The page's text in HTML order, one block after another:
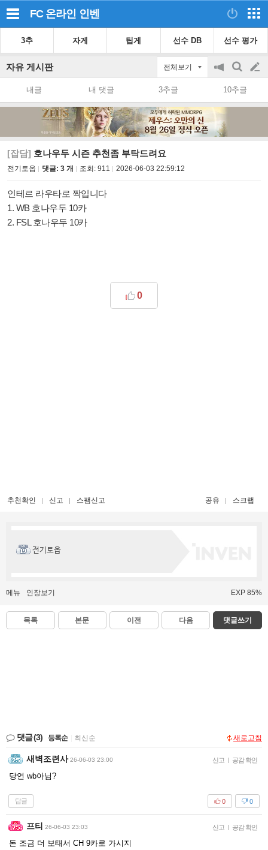
FC 온라인 인벤
3추 자게 팁게 선수 DB 선수 평가
자유 게시판 전체보기
공
지
on/off
검
색
글
쓰
내글 내 댓글 3추글 10추글
[잡담] 호나우두 시즌 추천좀 부탁드려요
전기토옵 댓글: 3 개 조회: 911 2026-06-03 22:59:12
인테르 라우타로 짝입니다
1. WB 호나우두 10카
2. FSL 호나우두 10카
0
추천확인 신고 스팸신고 공유 스크랩
전기토옵
메뉴 인장보기 EXP 85%
목록 본문 이전 다음 댓글쓰기
댓글(3) 등록순 최신순 새로고침
새벽조련사 26-06-03 23:00 신고 | 공감 확인
당연 wb아님?
답글 0
0
프티 26-06-03 23:03 신고 | 공감 확인
돈 조금 더 보태서 CH 9카로 가시지